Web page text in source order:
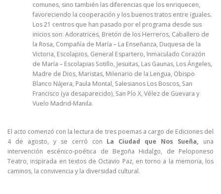
comunes, sino también las diferencias que los enriquecen,
favoreciendo la cooperación y los buenos tratos entre iguales.
Los 21 centros que han pasado por el programa desde sus
inicios son: Adoratrices, Bretón de los Herreros, Caballero de
la Rosa, Compañía de María – La Enseñanza, Duquesa de la
Victoria, Escolapios, General Espartero, Inmaculado Corazón
de María – Escolapias Sotillo, Jesuitas, Las Gaunas, Los Ángeles,
Madre de Dios, Maristas, Milenario de la Lengua, Obispo
Blanco Nájera, Paula Montal, Salesianos Los Boscos, San
Francisco (ya desaparecido), San Pío X, Vélez de Guevara y
Vuelo Madrid-Manila.
El acto comenzó con la lectura de tres poemas a cargo de Ediciones del
4 de agosto, y se cerró con La Ciudad que Nos Sueña, una
intervención escénico-poética de Begoña Hidalgo, de Peloponeso
Teatro, inspirada en textos de Octavio Paz, en torno a la memoria, los
caminos, la convivencia y la diversidad cultural.